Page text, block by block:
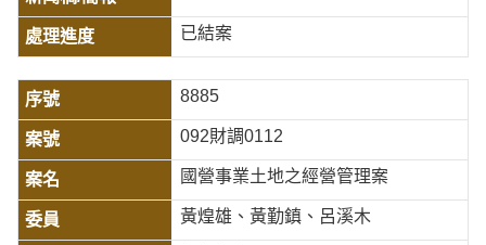
已結案
8885
092財調0112
國營事業土地之經營管理案
黃煌雄、黃勤鎮、呂溪木